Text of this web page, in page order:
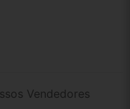
Vendedores